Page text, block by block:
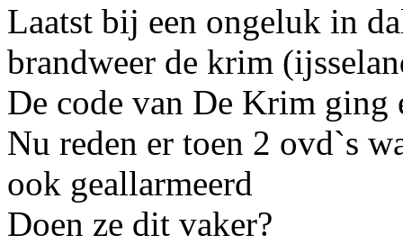
Laatst bij een ongeluk in
brandweer de krim
De code van De Krim ging
Nu reden er toen 2 ovd`s
ook geallarmeerd
Doen ze dit vaker?